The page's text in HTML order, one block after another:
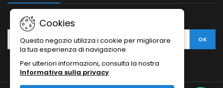
Cookies
Questo negozio utilizza i cookie per migliorare
la tua esperienza di navigazione.
Per ulteriori informazioni, consulta la nostra
Informativa sulla privacy.